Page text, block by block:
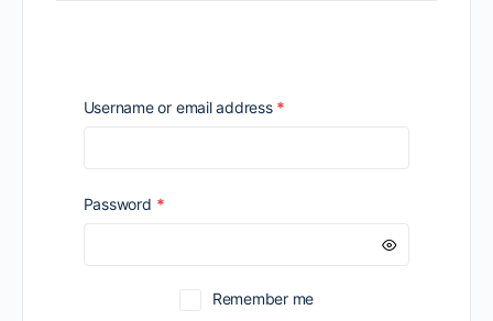
Username or email address *
Password *Required
Remember me